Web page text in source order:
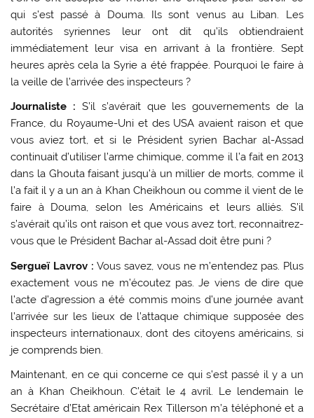
qui s’est passé à Douma. Ils sont venus au Liban. Les
autorités syriennes leur ont dit qu’ils obtiendraient
immédiatement leur visa en arrivant à la frontière. Sept
heures après cela la Syrie a été frappée. Pourquoi le faire à
la veille de l’arrivée des inspecteurs ?
Journaliste : S’il s’avérait que les gouvernements de la
France, du Royaume-Uni et des USA avaient raison et que
vous aviez tort, et si le Président syrien Bachar al-Assad
continuait d’utiliser l’arme chimique, comme il l’a fait en 2013
dans la Ghouta faisant jusqu’à un millier de morts, comme il
l’a fait il y a un an à Khan Cheikhoun ou comme il vient de le
faire à Douma, selon les Américains et leurs alliés. S’il
s’avérait qu’ils ont raison et que vous avez tort, reconnaitrez-
vous que le Président Bachar al-Assad doit être puni ?
Sergueï Lavrov :Vous savez, vous ne m’entendez pas. Plus
exactement vous ne m’écoutez pas. Je viens de dire que
l’acte d’agression a été commis moins d’une journée avant
l’arrivée sur les lieux de l’attaque chimique supposée des
inspecteurs internationaux, dont des citoyens américains, si
je comprends bien.
Maintenant, en ce qui concerne ce qui s’est passé il y a un
an à Khan Cheikhoun. C’était le 4 avril. Le lendemain le
Secrétaire d’Etat américain Rex Tillerson m’a téléphoné et a